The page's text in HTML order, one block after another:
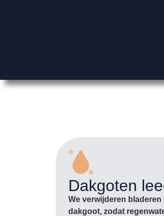
Dakgoten
We verwijderen
dakgoot, zodat